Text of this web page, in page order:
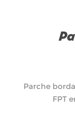
Parche
FPT